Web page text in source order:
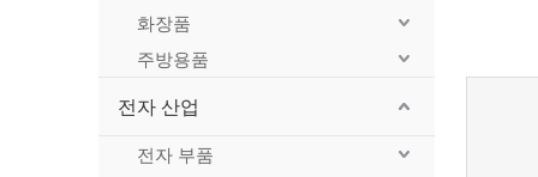
화장품
주방용품
전자 산업
전자 부품